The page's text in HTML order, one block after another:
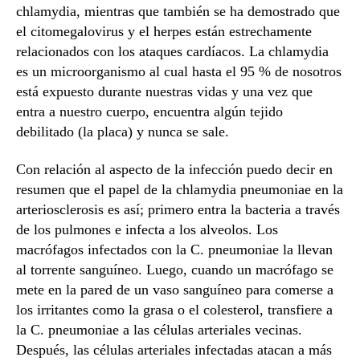
chlamydia, mientras que también se ha demostrado que
el citomegalovirus y el herpes están estrechamente
relacionados con los ataques cardíacos. La chlamydia
es un microorganismo al cual hasta el 95 % de nosotros
está expuesto durante nuestras vidas y una vez que
entra a nuestro cuerpo, encuentra algún tejido
debilitado (la placa) y nunca se sale.
Con relación al aspecto de la infección puedo decir en
resumen que el papel de la chlamydia pneumoniae en la
arteriosclerosis es así; primero entra la bacteria a través
de los pulmones e infecta a los alveolos. Los
macrófagos infectados con la C. pneumoniae la llevan
al torrente sanguíneo. Luego, cuando un macrófago se
mete en la pared de un vaso sanguíneo para comerse a
los irritantes como la grasa o el colesterol, transfiere a
la C. pneumoniae a las células arteriales vecinas.
Después, las células arteriales infectadas atacan a más